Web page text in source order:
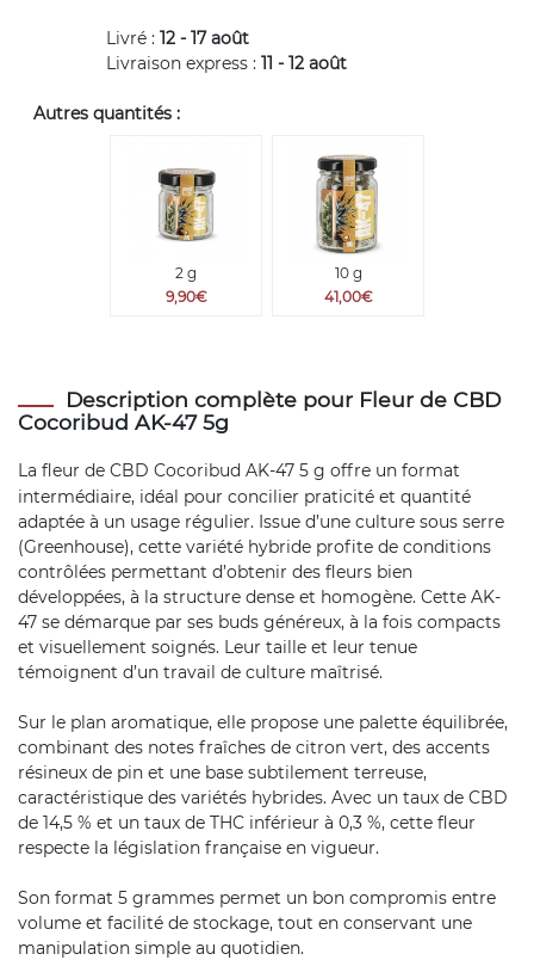
Livré : 12 - 17 août
Livraison express : 11 - 12 août
Autres quantités :
2 g
9,90€
10 g
41,00€
Description complète pour Fleur de CBD
Cocoribud AK-47 5g
La fleur de CBD Cocoribud AK-47 5 g offre un format
intermédiaire, idéal pour concilier praticité et quantité
adaptée à un usage régulier. Issue d’une culture sous serre
(Greenhouse), cette variété hybride profite de conditions
contrôlées permettant d’obtenir des fleurs bien
développées, à la structure dense et homogène. Cette AK-
47 se démarque par ses buds généreux, à la fois compacts
et visuellement soignés. Leur taille et leur tenue
témoignent d’un travail de culture maîtrisé.
Sur le plan aromatique, elle propose une palette équilibrée,
combinant des notes fraîches de citron vert, des accents
résineux de pin et une base subtilement terreuse,
caractéristique des variétés hybrides. Avec un taux de CBD
de 14,5 % et un taux de THC inférieur à 0,3 %, cette fleur
respecte la législation française en vigueur.
Son format 5 grammes permet un bon compromis entre
volume et facilité de stockage, tout en conservant une
manipulation simple au quotidien.